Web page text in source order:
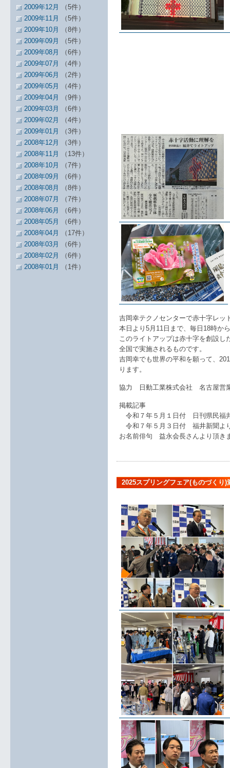
吉岡幸テクノセンターで赤十字レッ
本日より5月11日まで、毎日18時か
このライトアップは赤十字を創設し
全国で実施されるものです。
吉岡幸でも世界の平和を願って、
ります。
協力 日動工業株式会社 名古屋
掲載記事
令和７年５月１日付 日刊県民福
令和７年５月３日付 福井新聞よ
お名前俳句 益永会長さんより頂き
2025スプリングフェア(ものづくり)
2009年12月
（5件）
2009年11月
（5件）
2009年10月
（8件）
2009年09月
（5件）
2009年08月
（6件）
2009年07月
（4件）
2009年06月
（2件）
2009年05月
（4件）
2009年04月
（9件）
2009年03月
（6件）
2009年02月
（4件）
2009年01月
（3件）
2008年12月
（3件）
2008年11月
（13件）
2008年10月
（7件）
2008年09月
（6件）
2008年08月
（8件）
2008年07月
（7件）
2008年06月
（6件）
2008年05月
（6件）
2008年04月
（17件）
2008年03月
（6件）
2008年02月
（6件）
2008年01月
（1件）